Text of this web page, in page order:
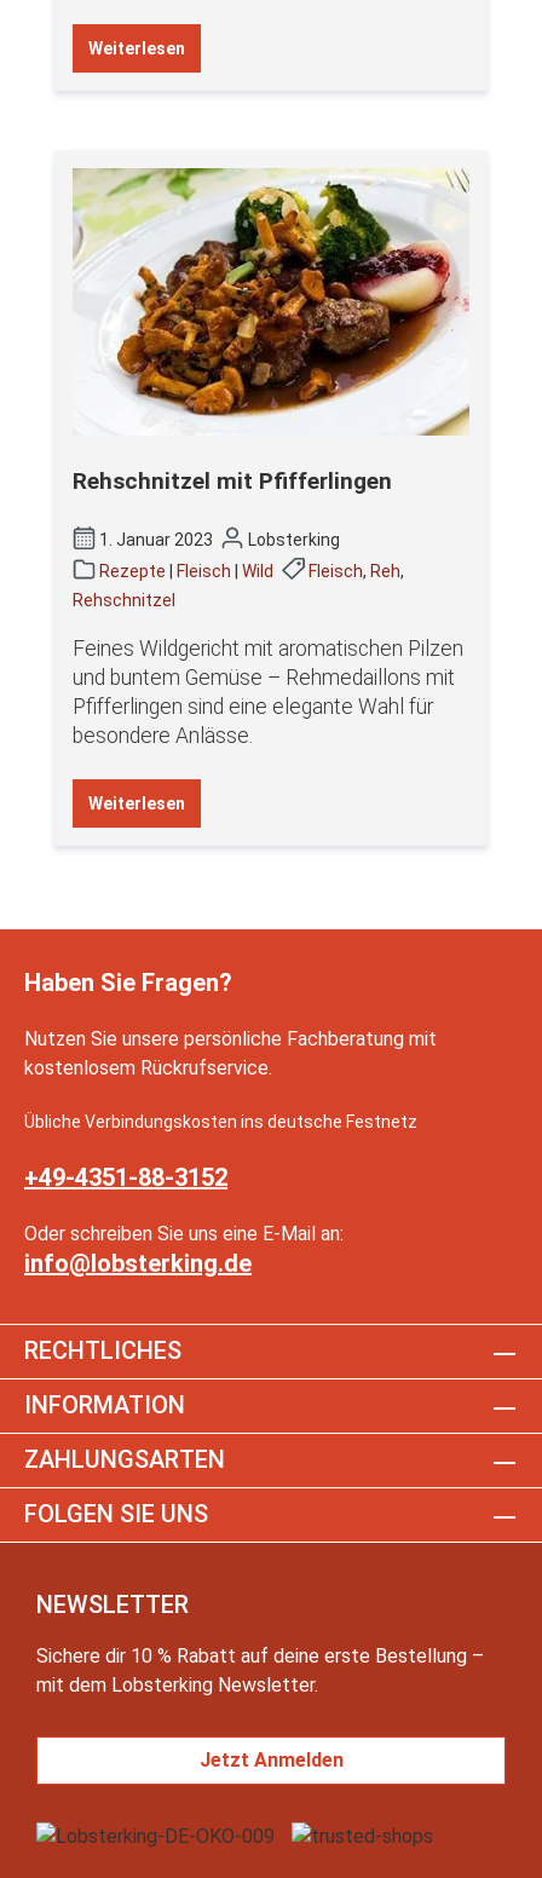
Weiterlesen
Rehschnitzel mit Pfifferlingen
1. Januar 2023
Lobsterking
Rezepte
Fleisch |Wild Fleisch, Reh,
Rehschnitzel
Feines Wildgericht mit aromatischen Pilzen
und buntem Gemüse – Rehmedaillons mit
Pfifferlingen sind eine elegante Wahl für
besondere Anlässe.
Weiterlesen
Haben Sie Fragen?
Nutzen Sie unsere persönliche Fachberatung mit
kostenlosem Rückrufservice.
Übliche Verbindungskosten ins deutsche Festnetz
+49-4351-88-3152
Oder schreiben Sie uns eine E-Mail an:
info@lobsterking.de
RECHTLICHES
INFORMATION
ZAHLUNGSARTEN
FOLGEN SIE UNS
NEWSLETTER
Sichere dir 10 % Rabatt auf deine erste Bestellung –
mit dem Lobsterking Newsletter.
Jetzt Anmelden